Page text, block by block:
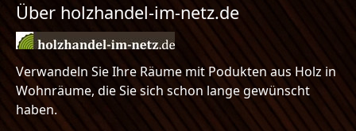
Über holzhandel-im-netz.de
Verwandeln Sie Ihre Räume mit Podukten aus Holz in
Wohnräume, die Sie sich schon lange gewünscht
haben.